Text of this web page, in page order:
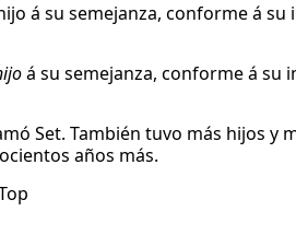
á su semejanza, conforme á
á su semejanza, conforme á su
Set. También tuvo más hijos y
años más.